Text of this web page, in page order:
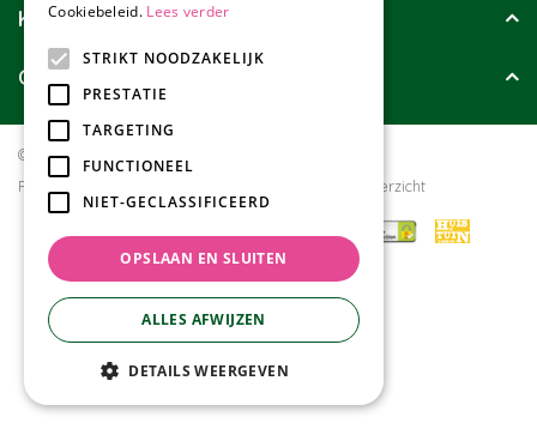
Klanten geven ons
Contact
© Tuincollectie.nl
Privacy policy
Tuincentrum Overzicht
Cookiebeleid. Lees verder
STRIKT NOODZAKELIJK
PRESTATIE
TARGETING
FUNCTIONEEL
NIET-GECLASSIFICEERD
OPSLAAN EN SLUITEN
ALLES AFWIJZEN
DETAILS WEERGEVEN